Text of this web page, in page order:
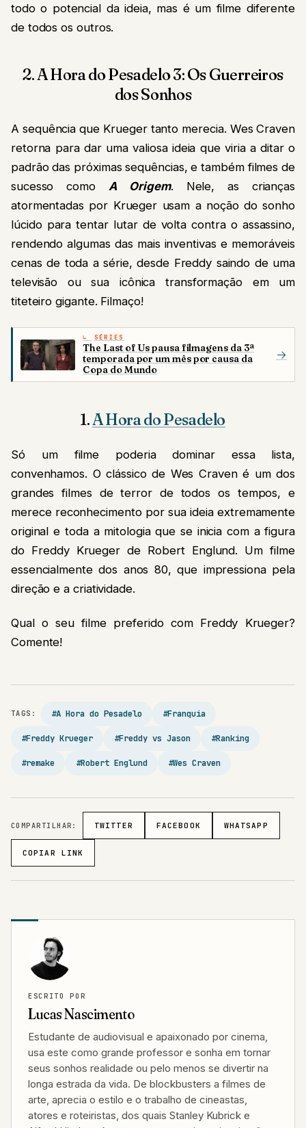
todo o potencial da ideia, mas é um filme diferente
de todos os outros.
2. A Hora do Pesadelo 3: Os Guerreiros
dos Sonhos
A sequência que Krueger tanto merecia. Wes Craven
retorna para dar uma valiosa ideia que viria a ditar o
padrão das próximas sequências, e também filmes de
sucesso como A Origem. Nele, as crianças
atormentadas por Krueger usam a noção do sonho
lúcido para tentar lutar de volta contra o assassino,
rendendo algumas das mais inventivas e memoráveis
cenas de toda a série, desde Freddy saindo de uma
televisão ou sua icônica transformação em um
titeteiro gigante. Filmaço!
SÉRIES
The Last of Us pausa filmagens da 3ª
temporada por um mês por causa da
Copa do Mundo
→
1.A Hora do Pesadelo
Só um filme poderia dominar essa lista,
convenhamos. O clássico de Wes Craven é um dos
grandes filmes de terror de todos os tempos, e
merece reconhecimento por sua ideia extremamente
original e toda a mitologia que se inicia com a figura
do Freddy Krueger de Robert Englund. Um filme
essencialmente dos anos 80, que impressiona pela
direção e a criatividade.
Qual o seu filme preferido com Freddy Krueger?
Comente!
TAGS: #A Hora do Pesadelo #Franquia
#Freddy Krueger #Freddy vs Jason #Ranking
#remake #Robert Englund #Wes Craven
COMPARTILHAR: TWITTER FACEBOOK WHATSAPP
COPIAR LINK
ESCRITO POR
Lucas Nascimento
Estudante de audiovisual e apaixonado por cinema,
usa este como grande professor e sonha em tornar
seus sonhos realidade ou pelo menos se divertir na
longa estrada da vida. De blockbusters a filmes de
arte, aprecia o estilo e o trabalho de cineastas,
atores e roteiristas, dos quais Stanley Kubrick e